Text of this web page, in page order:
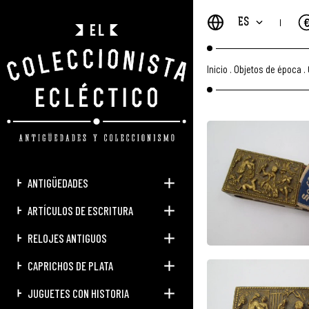
ANTIGÜEDADES
ARTÍCULOS DE ESCRITURA
RELOJES ANTIGUOS
CAPRICHOS DE PLATA
JUGUETES CON HISTORIA
ES
Inicio Objetos de época